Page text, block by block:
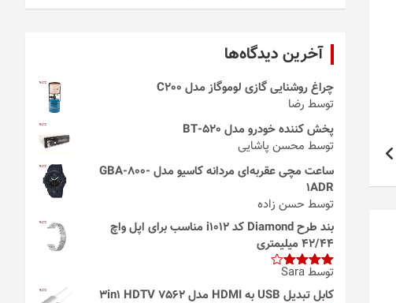
آخرین دیدگاه‌ها
چراغ روشنایی گازی لوموگاز مدل C200
توسط رضا
پخش کننده خودرو مدل 520-BT
توسط محسن پاشایی
ساعت مچی عقربه‌ای مردانه کاسیو مدل GBA-800-
1ADR
توسط حسن زاده
بند طرح Diamond کد i1012 مناسب برای اپل واچ
42/44 میلیمتری
امتیاز4
از 5
توسط Sara
کابل تبدیل USB به HDMI مدل 3in1 HDTV 7562